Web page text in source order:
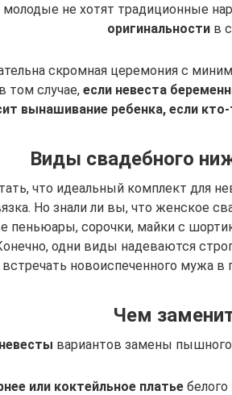
молодые не хотят традиционные
оригинальности в
скромная церемония с
том случае, если невеста
вынашивание ребенка, если
Виды свадебного
что идеальный комплект для
Но знали ли вы, что женское
пеньюары, сорочки, майки с
одни виды надеваются
встречать новоиспеченного мужа в
Чем
вариантов замены
или коктейльное платьебелого